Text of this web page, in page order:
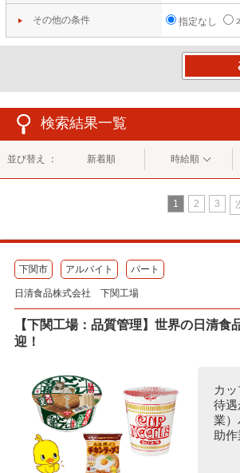
その他の条件 指定なし
検索結果一覧
並び替え ： 新着順 時給順
1 2 3
下関市 アルバイト パート
日清食品株式会社 下関工場
【下関工場：品質管理】世界の日清
迎！
カ
待
業
助